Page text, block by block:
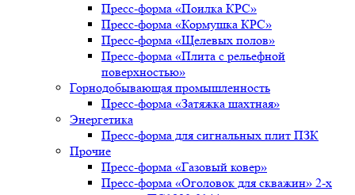
Пресс-форма «Поилка КРС»
Пресс-форма «Кормушка КРС»
Пресс-форма «Щелевых полов»
Пресс-форма «Плита с рельефной
поверхностью»
Горнодобывающая промышленность
Пресс-форма «Затяжка шахтная»
Энергетика
Пресс-форма для сигнальных плит ПЗК
Прочие
Пресс-форма «Газовый ковер»
Пресс-форма «Оголовок для скважин» 2-х